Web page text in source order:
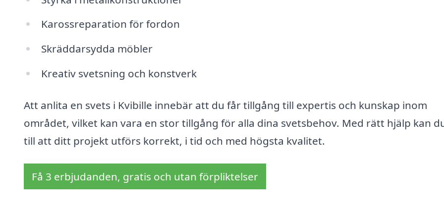
Karossreparation för fordon
Skräddarsydda möbler
Kreativ svetsning och konstverk
Att anlita en svets i Kvibille innebär att du får tillgång till expertis och kunskap inom
området, vilket kan vara en stor tillgång för alla dina svetsbehov. Med rätt hjälp kan
till att ditt projekt utförs korrekt, i tid och med högsta kvalitet.
Få 3 erbjudanden, gratis och utan förpliktelser